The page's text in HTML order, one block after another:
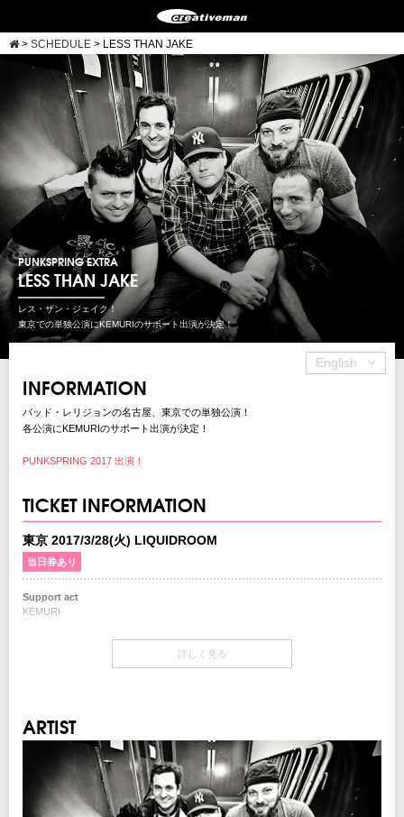
> SCHEDULE > LESS THAN JAKE
PUNKSPRING EXTRA
LESS THAN JAKE
レス・ザン・ジェイク！
東京での単独公演にKEMURIのサポート出演が決定！
English
INFORMATION
バッド・レリジョンの名古屋、東京での単独公演！
各公演にKEMURIのサポート出演が決定！
PUNKSPRING 2017 出演！
TICKET INFORMATION
東京 2017/3/28(火) LIQUIDROOM
当日券あり
Support act
KEMURI
￥7,000-(Standing/税込/1Drink別)
￥6,500-(Standing/税込/1Drink別)
チケット発売日
詳しく見る
ARTIST